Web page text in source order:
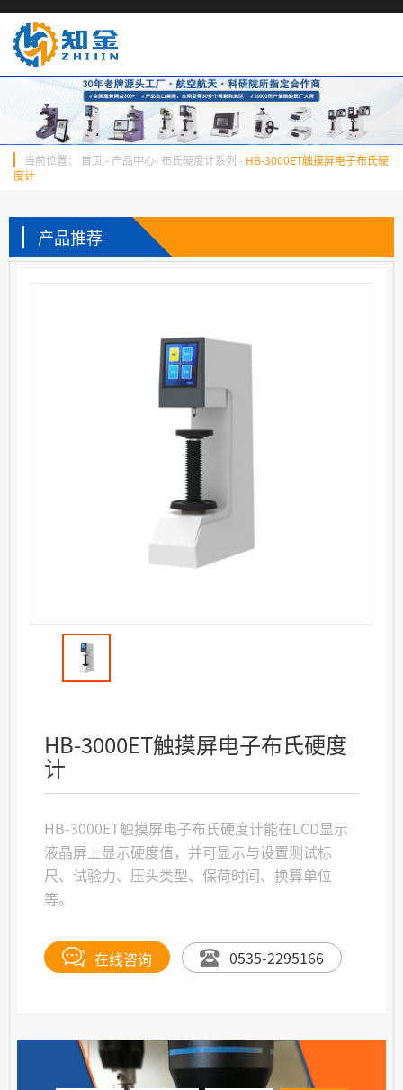
当前位置： 首页 - 产品中心-布氏硬度计系列 - HB-3000ET触摸屏电子布氏硬
度计
产品推荐
HB-3000ET触摸屏电子布氏硬度
计
HB-3000ET触摸屏电子布氏硬度计能在LCD显示
液晶屏上显示硬度值，并可显示与设置测试标
尺、试验力、压头类型、保荷时间、换算单位
等。
在线咨询 0535-2295166